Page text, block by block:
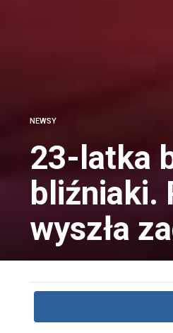
NEWSY
23-latka
bliźniaki.
wyszła